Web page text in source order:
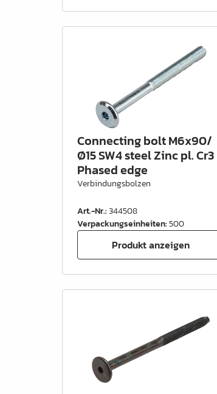
Connecting bolt M6x90/
Ø15 SW4 steel Zinc pl. Cr3
Phased edge
Verbindungsbolzen
Art.-Nr.:344508
Verpackungseinheiten:500
Produkt anzeigen